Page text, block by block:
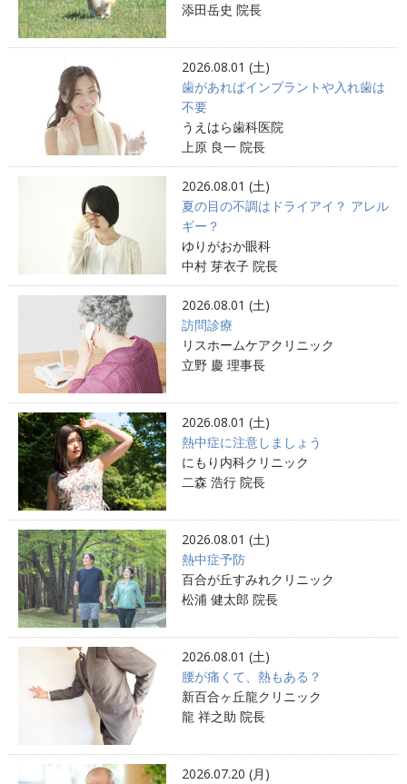
添田岳史 院長
2026.08.01 (土)
歯があればインプラントや入れ歯は
不要
うえはら歯科医院
上原 良一 院長
2026.08.01 (土)
夏の目の不調はドライアイ？ アレル
ギー？
ゆりがおか眼科
中村 芽衣子 院長
2026.08.01 (土)
訪問診療
リスホームケアクリニック
立野 慶 理事長
2026.08.01 (土)
熱中症に注意しましょう
にもり内科クリニック
二森 浩行 院長
2026.08.01 (土)
熱中症予防
百合が丘すみれクリニック
松浦 健太郎 院長
2026.08.01 (土)
腰が痛くて、熱もある？
新百合ヶ丘龍クリニック
龍 祥之助 院長
2026.07.20 (月)